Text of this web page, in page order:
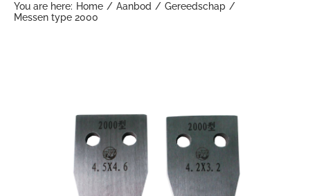
You are here: Home Aanbod
Gereedschap
Messen type 2000